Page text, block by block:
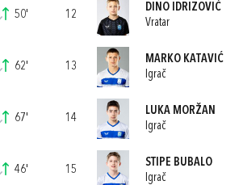
50'
62'
67'
46'
12
DINO IDRIZOVIĆ
Vratar
13
MARKO KATAVIĆ
Igrač
14
LUKA MORŽAN
Igrač
15
STIPE BUBALO
Igrač